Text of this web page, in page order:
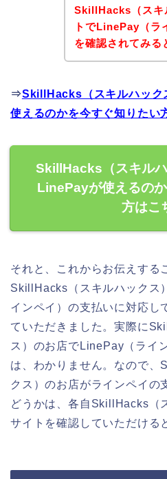
SkillHacks（スキ
トでLinePay（ラ
を確認されてみる
⇒SkillHacks（スキルハッ
使えるのかを今すぐ知りたい
SkillHacks（スキル
LinePayが使えるの
方はこ
それと、これからお伝えする
SkillHacks（スキルハックス
インペイ）の支払いに対応し
ていただきました。実際に
ス）のお店でLinePay（ライ
は、わかりません。なので、
クス）のお店がラインペイの
どうかは、各自SkillHacks（
サイトを確認していただける